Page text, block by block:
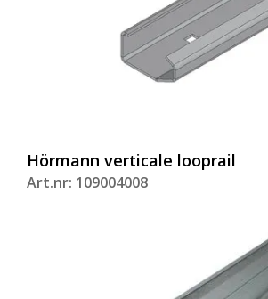
Hörmann verticale looprail
Art.nr: 109004008